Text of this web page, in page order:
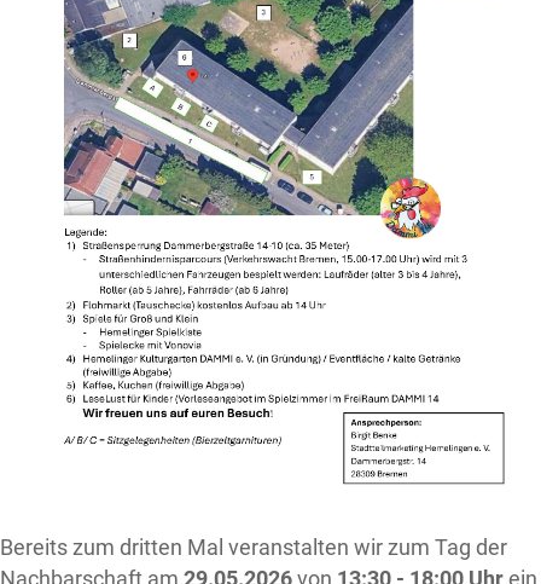
Bereits zum dritten Mal veranstalten wir zum Tag der
Nachbarschaft am 29.05.2026von 13:30 - 18:00 Uhrein